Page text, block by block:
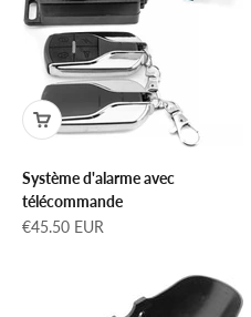
Système d'alarme avec
télécommande
Prix de vente
€45.50 EUR